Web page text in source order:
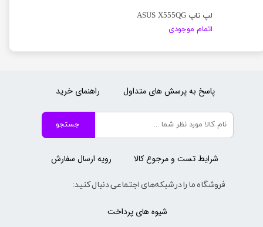
لپ تاپ ASUS X555QG
اتمام موجودی
جستجو
فروشگاه ما را در شبکه‌های اجتماعی دنبال کنید:
رویه ارسال سفارش
راهنمای خرید
شیوه های پرداخت
پاسخ به پرسش های متداول
شرایط تست و مرجوع کالا